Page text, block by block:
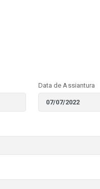
Data de Assiantura